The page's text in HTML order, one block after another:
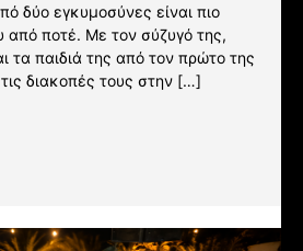
δύο εγκυμοσύνες είναι πιο
από ποτέ. Με τον σύζυγό της,
τα παιδιά της από τον πρώτο της
διακοπές τους στην […]